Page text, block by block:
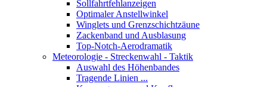
Sollfahrtfehlanzeigen
Optimaler Anstellwinkel
Winglets und Grenzschichtzäune
Zackenband und Ausblasung
Top-Notch-Aerodramatik
Meteorologie - Streckenwahl - Taktik
Auswahl des Höhenbandes
Tragende Linien ...